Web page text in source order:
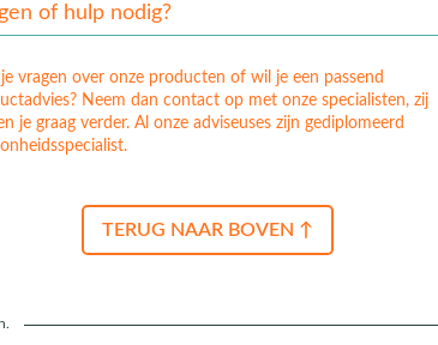
of hulp nodig?
vragen over onze producten of wil je een passend
Neem dan contact op met onze specialisten, zij
je graag verder. Al onze adviseuses zijn gediplomeerd
TERUG NAAR BOVEN ↑